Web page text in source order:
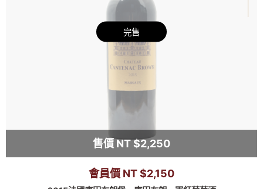
完售
售價 NT $2,250
會員價 NT $2,150